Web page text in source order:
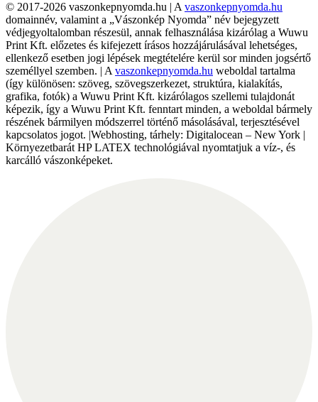
© 2017-2026 vaszonkepnyomda.hu | A vaszonkepnyomda.hu
domainnév, valamint a „Vászonkép Nyomda” név bejegyzett
védjegyoltalomban részesül, annak felhasználása kizárólag a Wuwu
Print Kft. előzetes és kifejezett írásos hozzájárulásával lehetséges,
ellenkező esetben jogi lépések megtételére kerül sor minden jogsértő
személlyel szemben. | A vaszonkepnyomda.hu weboldal tartalma
(így különösen: szöveg, szövegszerkezet, struktúra, kialakítás,
grafika, fotók) a Wuwu Print Kft. kizárólagos szellemi tulajdonát
képezik, így a Wuwu Print Kft. fenntart minden, a weboldal bármely
részének bármilyen módszerrel történő másolásával, terjesztésével
kapcsolatos jogot. |Webhosting, tárhely: Digitalocean – New York |
Környezetbarát HP LATEX technológiával nyomtatjuk a víz-, és
karcálló vászonképeket.